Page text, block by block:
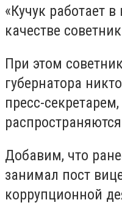
«Кучук работает
качестве
При этом
губернатора
пресс-
Добавим, что
занимал пост
коррупционной